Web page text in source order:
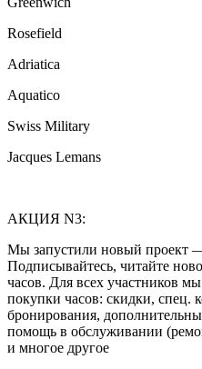
Rosefield
Adriatica
Aquatico
Swiss Military
Jacques Lemans
АКЦИЯ N3:
Мы запустили новый проект
Подписывайтесь, читайте
часов. Для всех участников
покупки часов: скидки, спец.
бронирования,
помощь в обслуживании
и многое другое